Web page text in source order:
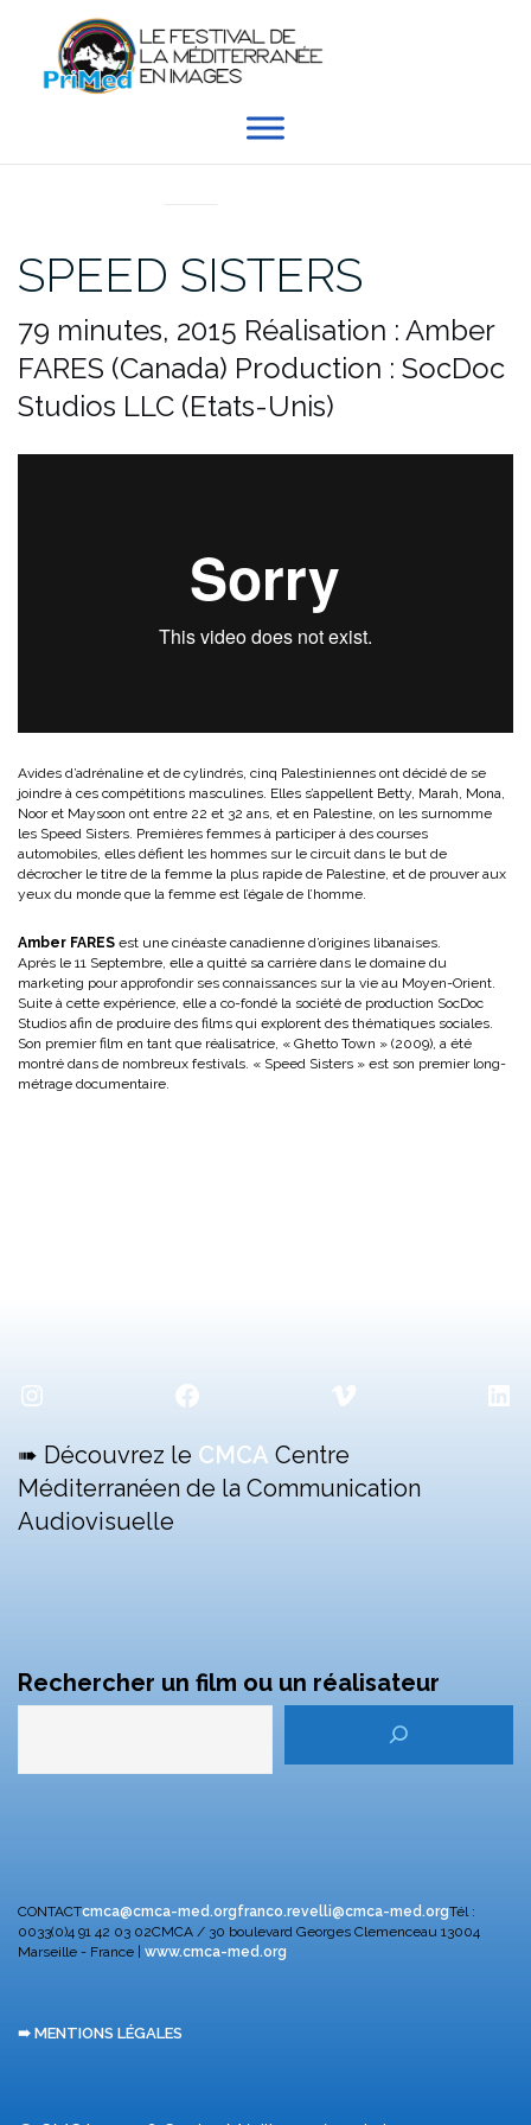
contenu
SPEED SISTERS
79 minutes, 2015 Réalisation : Amber
FARES (Canada) Production : SocDoc
Studios LLC (Etats-Unis)
Avides d’adrénaline et de cylindrés, cinq Palestiniennes ont décidé de se
joindre à ces compétitions masculines. Elles s’appellent Betty, Marah, Mona,
Noor et Maysoon ont entre 22 et 32 ans, et en Palestine, on les surnomme
les Speed Sisters. Premières femmes à participer à des courses
automobiles, elles défient les hommes sur le circuit dans le but de
décrocher le titre de la femme la plus rapide de Palestine, et de prouver aux
yeux du monde que la femme est l’égale de l’homme.
Amber FARES est une cinéaste canadienne d’origines libanaises.
Après le 11 Septembre, elle a quitté sa carrière dans le domaine du
marketing pour approfondir ses connaissances sur la vie au Moyen-Orient.
Suite à cette expérience, elle a co-fondé la société de production SocDoc
Studios afin de produire des films qui explorent des thématiques sociales.
Son premier film en tant que réalisatrice, « Ghetto Town » (2009), a été
montré dans de nombreux festivals. « Speed Sisters » est son premier long-
métrage documentaire.
Instagram Facebook Vimeo
➠ Découvrez le CMCA Centre
Méditerranéen de la Communication
Audiovisuelle
Rechercher un film ou un réalisateur
CONTACTcmca@cmca-med.orgfranco.revelli@cmca-med.orgTél :
0033(0)4 91 42 03 02CMCA / 30 boulevard Georges Clemenceau 13004
Marseille - France | www.cmca-med.org
➠ MENTIONS LÉGALES